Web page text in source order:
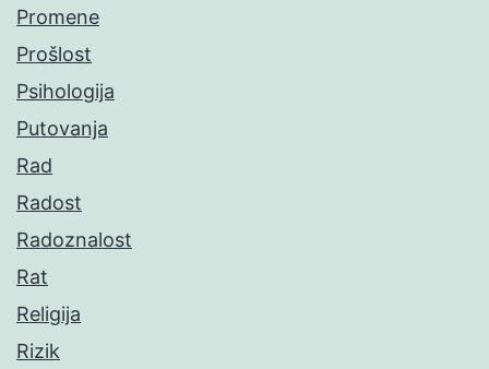
Promene
Prošlost
Psihologija
Putovanja
Rad
Radost
Radoznalost
Rat
Religija
Rizik